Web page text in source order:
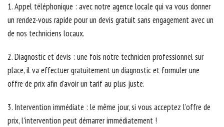
1. Appel téléphonique : avec notre agence locale qui va vous donner
un rendez-vous rapide pour un devis gratuit sans engagement avec un
de nos techniciens locaux.
2. Diagnostic et devis : une fois notre technicien professionnel sur
place, il va effectuer gratuitement un diagnostic et formuler une
offre de prix afin d'avoir un tarif au plus juste.
3. Intervention immédiate : le même jour, si vous acceptez l’offre de
prix, l’intervention peut démarrer immédiatement !